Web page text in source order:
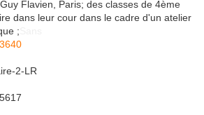
Paris; des classes de 4ème
dans leur cour dans le cadre d'un atelier
;